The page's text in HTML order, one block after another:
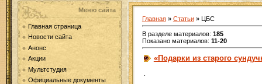
Меню сайта
Главная страница
Новости сайта
Анонс
Акции
Мультстудия
Официальные документы
Главная» Статьи» ЦБС
В разделе материалов: 185
Показано материалов: 11-20
«Подарки из старого